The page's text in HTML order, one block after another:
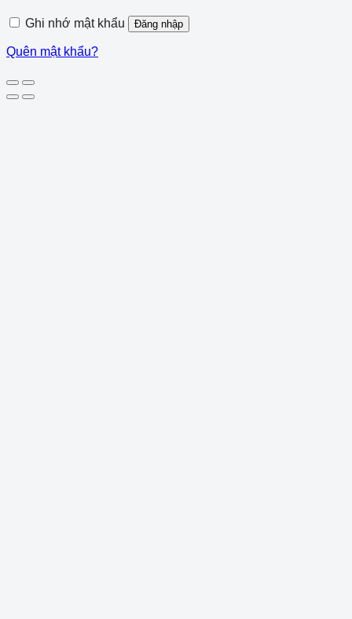
Ghi nhớ mật khẩu Đăng nhập
Quên mật khẩu?